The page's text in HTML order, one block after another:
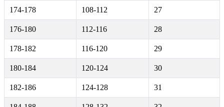
174-178 108-112 27
176-180 112-116 28
178-182 116-120 29
180-184 120-124 30
182-186 124-128 31